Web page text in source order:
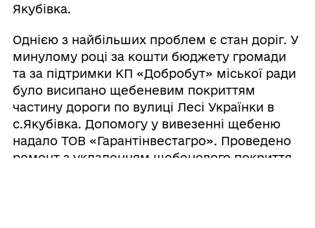
Якубівка.
Однією з найбільших проблем є стан доріг. У
минулому році за кошти бюджету громади
та за підтримки КП «Добробут» міської ради
було висипано щебеневим покриттям
частину дороги по вулиці Лесі Українки в
с.Якубівка. Допомогу у вивезенні щебеню
надало ТОВ «Гарантінвестагро». Проведено
ремонт з укладенням щебеневого покриття